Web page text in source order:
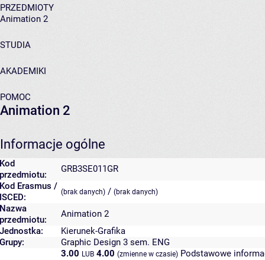
PRZEDMIOTY
Animation 2
STUDIA
AKADEMIKI
POMOC
Animation 2
Informacje ogólne
Kod
przedmiotu:
GRB3SE011GR
Kod Erasmus /
ISCED:
(brak danych) / (brak danych)
Nazwa
przedmiotu:
Animation 2
Jednostka:
Kierunek-Grafika
Grupy:
Graphic Design 3 sem. ENG
3.00 LUB 4.00 (zmienne w czasie) Podstawowe